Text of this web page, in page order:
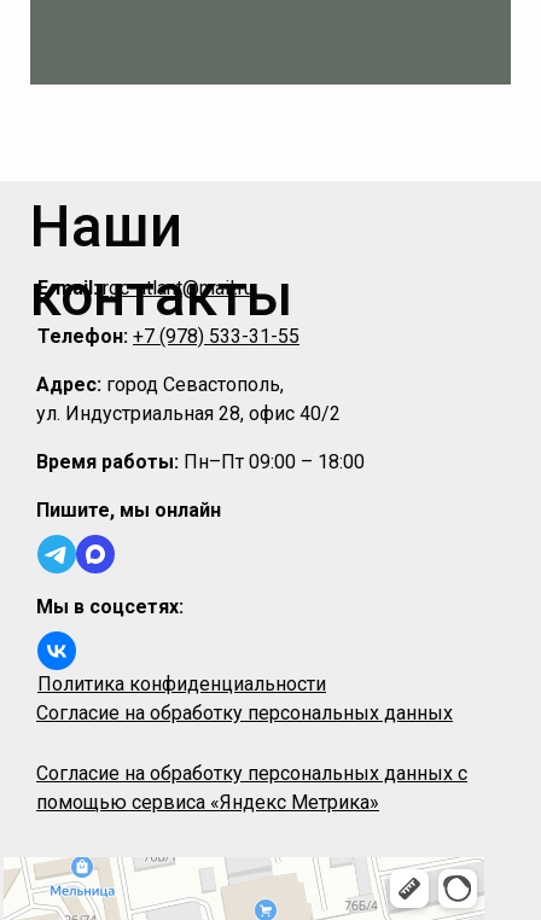
Согласие на обработку персональных данных с
помощью сервиса «Яндекс Метрика»
Согласие на обработку персональных данных
Политика конфиденциальности
Мы в соцсетях:
Пишите, мы онлайн
Время работы: Пн–Пт 09:00 – 18:00
Адрес: город Севастополь,
ул. Индустриальная 28, офис 40/2
Телефон: +7 (978) 533-31-55
E-mail: rgc-atlant@mail.ru
Наши
контакты
Атлант стекло
Системы перегородок в Севастополе
Душевые кабины в Севастополе